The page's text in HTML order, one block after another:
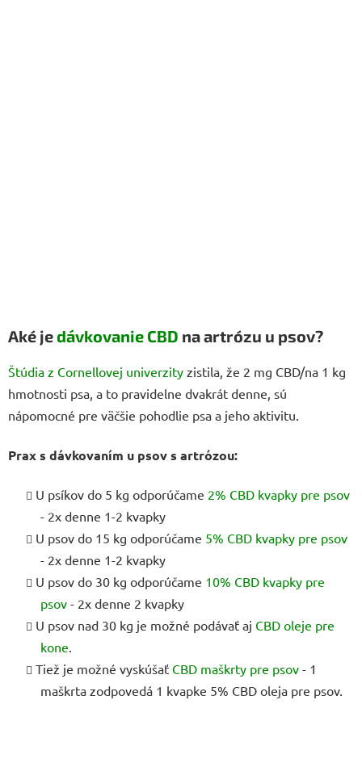
Aké jedávkovanie CBD na artrózu u psov?
Štúdia z Cornellovej univerzity zistila, že 2 mg CBD/na 1 kg
hmotnosti psa, a to pravidelne dvakrát denne, sú
nápomocné pre väčšie pohodlie psa a jeho aktivitu.
Prax s dávkovaním u psov s artrózou:
U psíkov do 5 kg odporúčame 2% CBD kvapky pre psov
- 2x denne 1-2 kvapky
U psov do 15 kg odporúčame 5% CBD kvapky pre psov
- 2x denne 1-2 kvapky
U psov do 30 kg odporúčame 10% CBD kvapky pre
psov - 2x denne 2 kvapky
U psov nad 30 kg je možné podávať aj CBD oleje pre
kone
Tiež je možné vyskúšať CBD maškrty pre psov - 1
maškrta zodpovedá 1 kvapke 5% CBD oleja pre psov.